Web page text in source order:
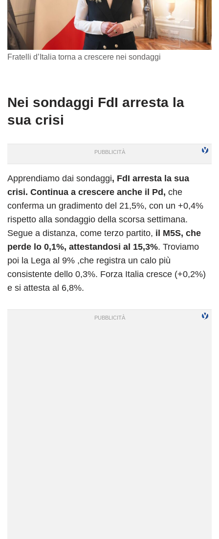
Fratelli d’Italia torna a crescere nei sondaggi
Nei sondaggi FdI arresta la
sua crisi
Apprendiamo dai sondaggi, FdI arresta la sua
crisi. Continua a crescere anche il Pd, che
conferma un gradimento del 21,5%, con un +0,4%
rispetto alla sondaggio della scorsa settimana.
Segue a distanza, come terzo partito, il M5S, che
perde lo 0,1%, attestandosi al 15,3%. Troviamo
poi la Lega al 9% ,che registra un calo più
consistente dello 0,3%. Forza Italia cresce (+0,2%)
e si attesta al 6,8%.